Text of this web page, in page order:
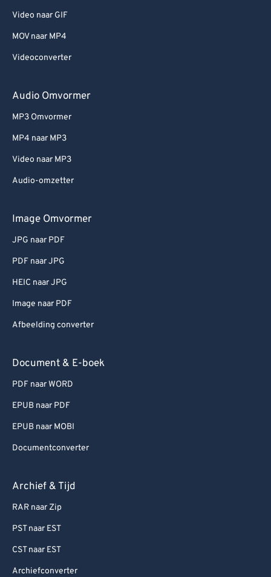
Video naar GIF
MOV naar MP4
Videoconverter
Audio Omvormer
MP3 Omvormer
MP4 naar MP3
Video naar MP3
Audio-omzetter
Image Omvormer
JPG naar PDF
PDF naar JPG
HEIC naar JPG
Image naar PDF
Afbeelding converter
Document & E-boek
PDF naar WORD
EPUB naar PDF
EPUB naar MOBI
Documentconverter
Archief & Tijd
RAR naar Zip
PST naar EST
CST naar EST
Archiefconverter